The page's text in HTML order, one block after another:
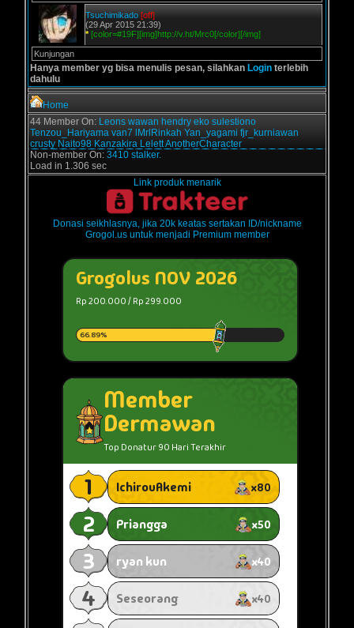
Tsuchimikado [off]
(29 Apr 2015 21:39)
* [color=#19F][img]http://v.ht/Mrc0[/color][/img]
Kunjungan
Hanya member yg bisa menulis pesan, silahkan Login terlebih
dahulu
Home
44 Member On: Leons wawan hendry eko sulestiono
Tenzou_Hariyama van7 lMrlRinkah Yan_yagami fjr_kurniawan
crusty Naito98 Kanzakira LelettAnotherCharacter
Non-member On: 3410 stalker.
Load in 1.306 sec
Link produk menarik
Donasi seikhlasnya, jika 20k keatas sertakan ID/nickname
Grogol.us untuk menjadi Premium member